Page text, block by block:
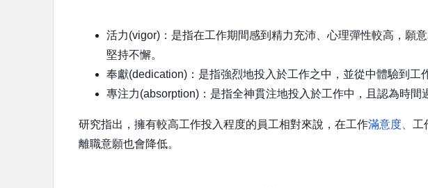
活力(vigor)：是指在工作期間感到精力充沛、心理彈性較高，願
堅持不懈。
奉獻(dedication)：是指強烈地投入於工作之中，並從中體驗到工
專注力(absorption)：是指全神貫注地投入於工作中，且認為時間
研究指出，擁有較高工作投入程度的員工相對來說，在工作滿意度、 工
離職意願也會降低。